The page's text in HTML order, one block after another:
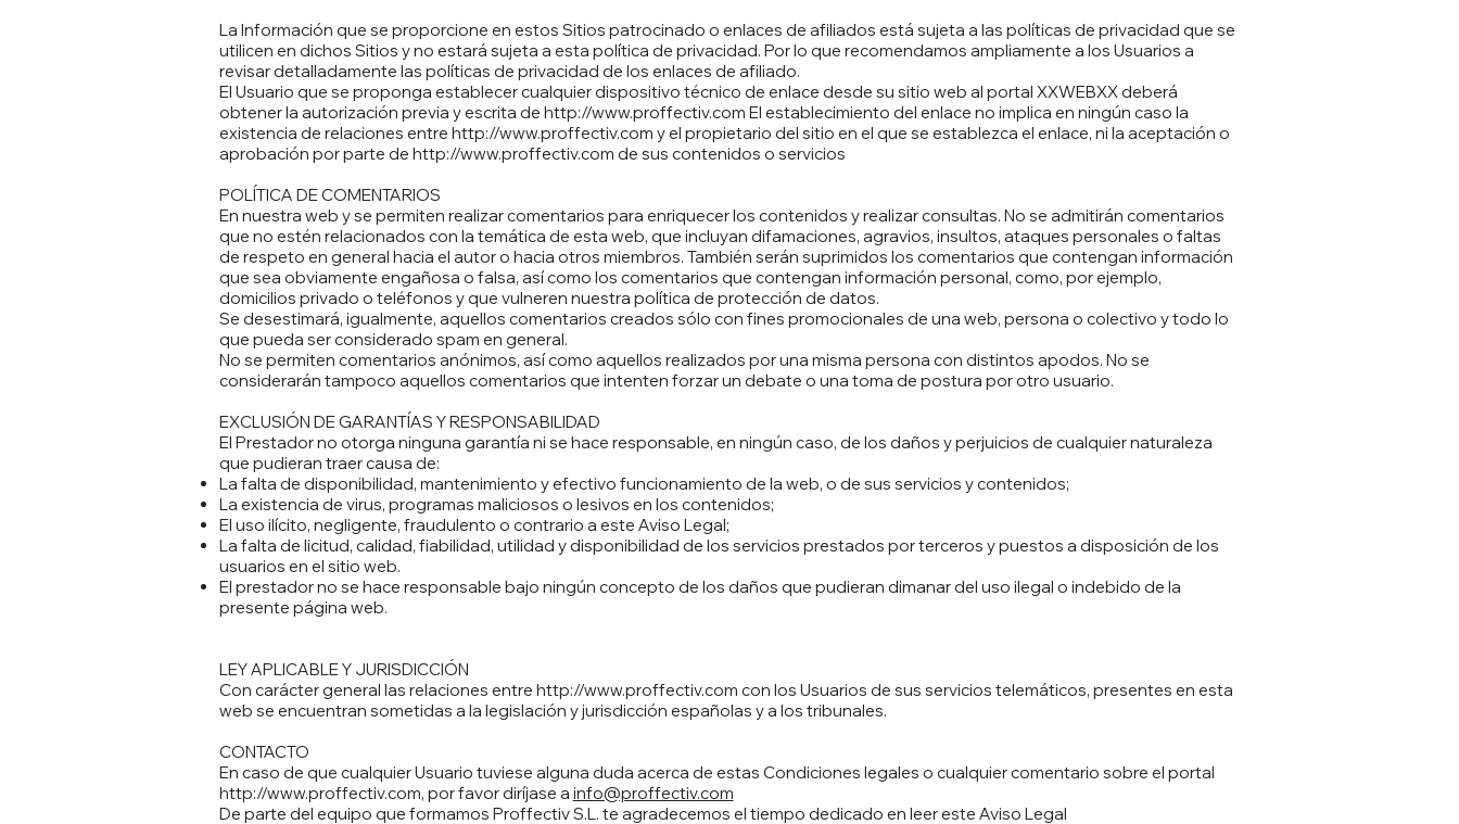
La Información que se proporcione en estos Sitios patrocinado o enlaces de afiliados está sujeta a las políticas de privacidad que se
utilicen en dichos Sitios y no estará sujeta a esta política de privacidad. Por lo que recomendamos ampliamente a los Usuarios a
revisar detalladamente las políticas de privacidad de los enlaces de afiliado.
El Usuario que se proponga establecer cualquier dispositivo técnico de enlace desde su sitio web al portal XXWEBXX deberá
obtener la autorización previa y escrita de http://www.proffectiv.com El establecimiento del enlace no implica en ningún caso la
existencia de relaciones entre http://www.proffectiv.com y el propietario del sitio en el que se establezca el enlace, ni la aceptación o
aprobación por parte de http://www.proffectiv.com de sus contenidos o servicios
POLÍTICA DE COMENTARIOS
En nuestra web y se permiten realizar comentarios para enriquecer los contenidos y realizar consultas. No se admitirán comentarios
que no estén relacionados con la temática de esta web, que incluyan difamaciones, agravios, insultos, ataques personales o faltas
de respeto en general hacia el autor o hacia otros miembros. También serán suprimidos los comentarios que contengan información
que sea obviamente engañosa o falsa, así como los comentarios que contengan información personal, como, por ejemplo,
domicilios privado o teléfonos y que vulneren nuestra política de protección de datos.
Se desestimará, igualmente, aquellos comentarios creados sólo con fines promocionales de una web, persona o colectivo y todo lo
que pueda ser considerado spam en general.
No se permiten comentarios anónimos, así como aquellos realizados por una misma persona con distintos apodos. No se
considerarán tampoco aquellos comentarios que intenten forzar un debate o una toma de postura por otro usuario.
EXCLUSIÓN DE GARANTÍAS Y RESPONSABILIDAD
El Prestador no otorga ninguna garantía ni se hace responsable, en ningún caso, de los daños y perjuicios de cualquier naturaleza
que pudieran traer causa de:
La falta de disponibilidad, mantenimiento y efectivo funcionamiento de la web, o de sus servicios y contenidos;
La existencia de virus, programas maliciosos o lesivos en los contenidos;
El uso ilícito, negligente, fraudulento o contrario a este Aviso Legal;
La falta de licitud, calidad, fiabilidad, utilidad y disponibilidad de los servicios prestados por terceros y puestos a disposición de los
usuarios en el sitio web.
El prestador no se hace responsable bajo ningún concepto de los daños que pudieran dimanar del uso ilegal o indebido de la
presente página web.
LEY APLICABLE Y JURISDICCIÓN
Con carácter general las relaciones entre http://www.proffectiv.com con los Usuarios de sus servicios telemáticos, presentes en esta
web se encuentran sometidas a la legislación y jurisdicción españolas y a los tribunales.
CONTACTO
En caso de que cualquier Usuario tuviese alguna duda acerca de estas Condiciones legales o cualquier comentario sobre el portal
http://www.proffectiv.com, por favor diríjase a info@proffectiv.com
De parte del equipo que formamos Proffectiv S.L. te agradecemos el tiempo dedicado en leer este Aviso Legal